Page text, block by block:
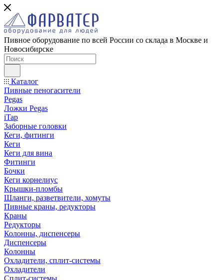
Пивное оборудование по всей России со склада в Москве и
Новосибирске
Каталог
Пивные пеногасители
Pegas
Ложки Pegas
iTap
Заборные головки
Кеги, фитинги
Кеги
Кеги для вина
Фитинги
Бочки
Кеги корнелиус
Крышки-пломбы
Шланги, разветвители, хомуты
Пивные краны, редукторы
Краны
Редукторы
Колонны, диспенсеры
Диспенсеры
Колонны
Охладители, сплит-системы
Охладители
Сплит-системы